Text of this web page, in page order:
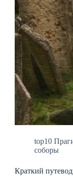
top10
соборы
Краткий